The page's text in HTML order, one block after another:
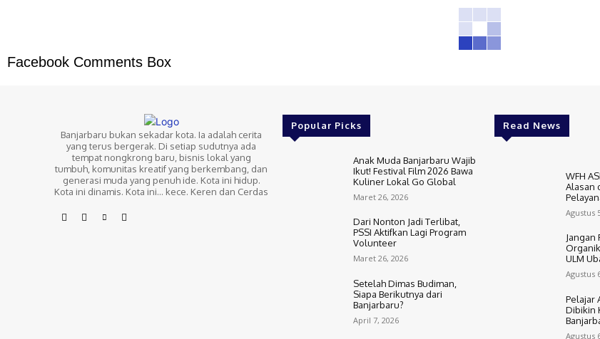
Facebook Comments Box
Banjarbaru bukan sekadar kota. Ia adalah cerita
yang terus bergerak. Di setiap sudutnya ada
tempat nongkrong baru, bisnis lokal yang
tumbuh, komunitas kreatif yang berkembang, dan
generasi muda yang penuh ide. Kota ini hidup.
Kota ini dinamis. Kota ini… kece. Keren dan Cerdas
Popular Picks
Anak Muda Banjarbaru Wajib
Ikut! Festival Film 2026 Bawa
Kuliner Lokal Go Global
Maret 26, 2026
Dari Nonton Jadi Terlibat,
PSSI Aktifkan Lagi Program
Volunteer
Maret 26, 2026
Setelah Dimas Budiman,
Siapa Berikutnya dari
Banjarbaru?
April 7, 2026
Read News
WFH
Alasan
Agustus
Jangan
ULM
Agustus
Pelajar
Dibikin
Agustus